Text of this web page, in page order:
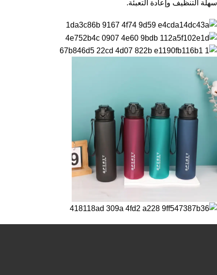
سهلة التنظيف وإعادة التعبئة.